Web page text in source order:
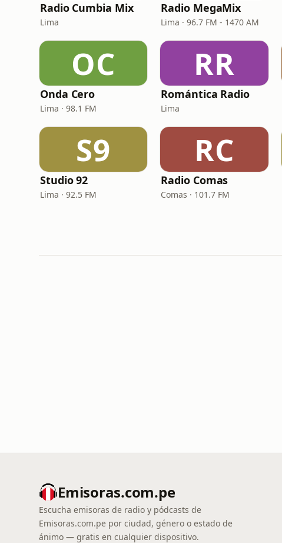
Radio Cumbia Mix
Lima
Radio MegaMix
Lima · 96.7 FM - 1470 AM
OC
Onda Cero
Lima · 98.1 FM
RR
Romántica Radio
Lima
S9
Studio 92
Lima · 92.5 FM
RC
Radio Comas
Comas · 101.7 FM
Emisoras.com.pe
Escucha emisoras de radio y pódcasts de
Emisoras.com.pe por ciudad, género o estado de
ánimo — gratis en cualquier dispositivo.